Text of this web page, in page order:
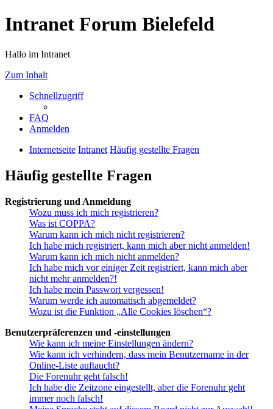
Intranet Forum Bielefeld
Hallo im Intranet
Zum Inhalt
Schnellzugriff
FAQ
Anmelden
Internetseite Intranet Häufig gestellte Fragen
Häufig gestellte Fragen
Registrierung und Anmeldung
Wozu muss ich mich registrieren?
Was ist COPPA?
Warum kann ich mich nicht registrieren?
Ich habe mich registriert, kann mich aber nicht anmelden!
Warum kann ich mich nicht anmelden?
Ich habe mich vor einiger Zeit registriert, kann mich aber
nicht mehr anmelden?!
Ich habe mein Passwort vergessen!
Warum werde ich automatisch abgemeldet?
Wozu ist die Funktion „Alle Cookies löschen“?
Benutzerpräferenzen und -einstellungen
Wie kann ich meine Einstellungen ändern?
Wie kann ich verhindern, dass mein Benutzername in der
Online-Liste auftaucht?
Die Forenuhr geht falsch!
Ich habe die Zeitzone eingestellt, aber die Forenuhr geht
immer noch falsch!